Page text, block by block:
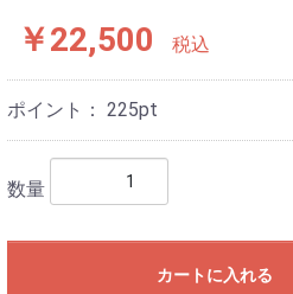
￥22,500 税込
ポイント： 225pt
数量
カートに入れる